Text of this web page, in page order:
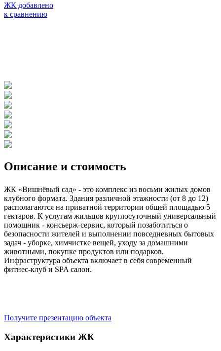
ЖК добавлено
к сравнению
Описание и стоимость
ЖК «Вишнёвый сад» - это комплекс из восьми жилых домов
клубного формата. Здания различной этажности (от 8 до 12)
располагаются на приватной территории общей площадью 5
гектаров. К услугам жильцов круглосуточный универсальный
помощник - консьерж-сервис, который позаботиться о
безопасности жителей и выполнении повседневных бытовых
задач - уборке, химчистке вещей, уходу за домашними
животными, покупке продуктов или подарков.
Инфраструктура объекта включает в себя современный
фитнес-клуб и SPA салон.
Получите презентацию объекта
Характеристики ЖК